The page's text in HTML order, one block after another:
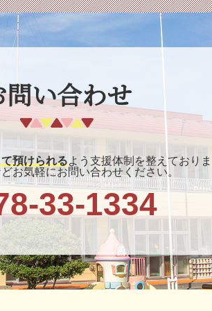
い合わせ
預けられるよう支援体制を整えており
お気軽にお問い合わせください。
33-1334